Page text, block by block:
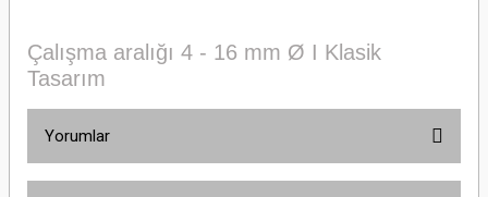
Çalışma aralığı 4 - 16 mm Ø I Klasik
Tasarım
Yorumlar